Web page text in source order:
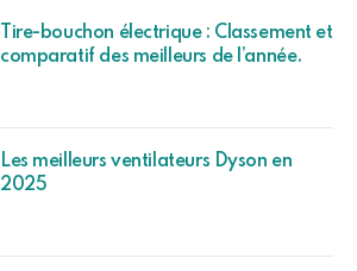
Tire-bouchon électrique : Classement et
comparatif des meilleurs de l’année.
Les meilleurs ventilateurs Dyson en
2025